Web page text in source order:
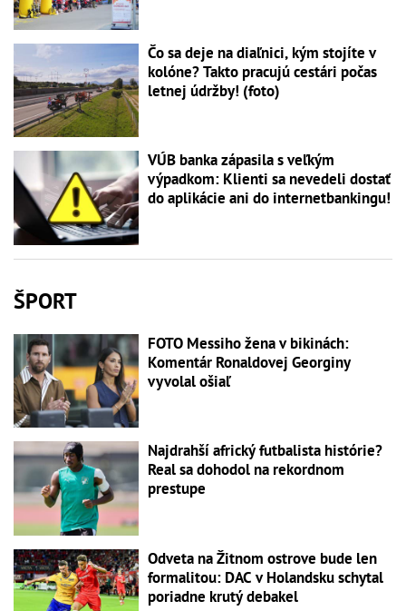
Čo sa deje na diaľnici, kým stojíte v
kolóne? Takto pracujú cestári počas
letnej údržby! (foto)
VÚB banka zápasila s veľkým
výpadkom: Klienti sa nevedeli dostať
do aplikácie ani do internetbankingu!
ŠPORT
FOTO Messiho žena v bikinách:
Komentár Ronaldovej Georginy
vyvolal ošiaľ
Najdrahší africký futbalista histórie?
Real sa dohodol na rekordnom
prestupe
Odveta na Žitnom ostrove bude len
formalitou: DAC v Holandsku schytal
poriadne krutý debakel